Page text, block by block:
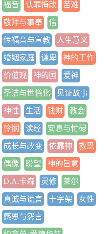
福音 认罪悔改 苦难
敬拜与事奉 信
传福音与宣教 人生意义
婚姻家庭 谦卑 神的工作
价值观 神的国 爱神
圣洁与世俗化 见证故事
神性 生活 钱财 教会
怜悯 读经 安息与忙碌
成长与改变 依靠神 救恩
偶像 盼望 神的旨意
D.A.卡森 灵修 莱尔
真诚与谎言 十字架 女性
感恩与怨言